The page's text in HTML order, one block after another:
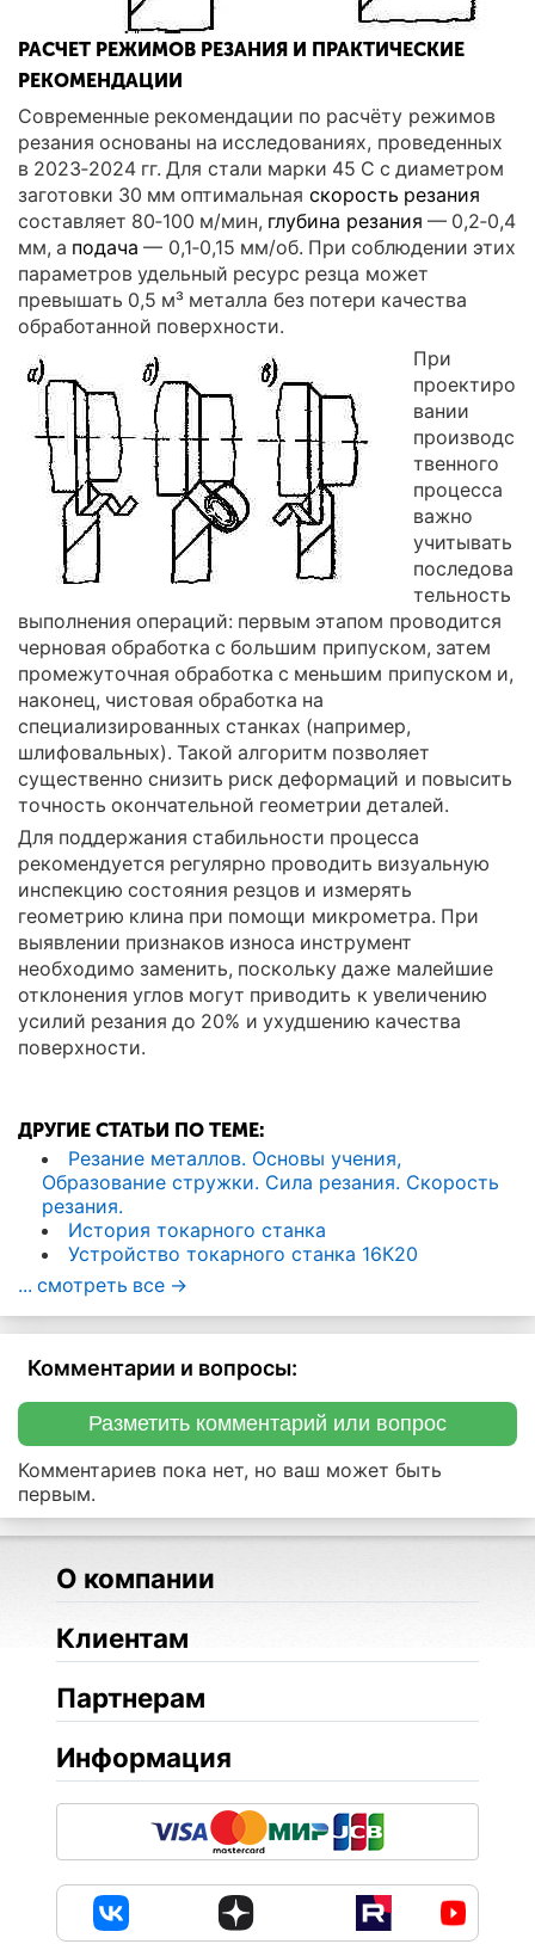
РАСЧЕТ РЕЖИМОВ РЕЗАНИЯ И ПРАКТИЧЕСКИЕ
РЕКОМЕНДАЦИИ
Современные рекомендации по расчёту режимов
резания основаны на исследованиях, проведенных
в 2023‑2024 гг. Для стали марки 45 C с диаметром
заготовки 30 мм оптимальная скорость резания
составляет 80‑100 м/мин, глубина резания — 0,2‑0,4
мм, а подача — 0,1‑0,15 мм/об. При соблюдении этих
параметров удельный ресурс резца может
превышать 0,5 м³ металла без потери качества
обработанной поверхности.
При
проектиро
вании
производс
твенного
процесса
важно
учитывать
последова
тельность
выполнения операций: первым этапом проводится
черновая обработка с большим припуском, затем
промежуточная обработка с меньшим припуском и,
наконец, чистовая обработка на
специализированных станках (например,
шлифовальных). Такой алгоритм позволяет
существенно снизить риск деформаций и повысить
точность окончательной геометрии деталей.
Для поддержания стабильности процесса
рекомендуется регулярно проводить визуальную
инспекцию состояния резцов и измерять
геометрию клина при помощи микрометра. При
выявлении признаков износа инструмент
необходимо заменить, поскольку даже малейшие
отклонения углов могут приводить к увеличению
усилий резания до 20% и ухудшению качества
поверхности.
ДРУГИЕ СТАТЬИ ПО ТЕМЕ:
Резание металлов. Основы учения,
Образование стружки. Сила резания. Скорость
резания.
История токарного станка
Устройство токарного станка 16К20
... смотреть все ->
Комментарии и вопросы:
Разметить комментарий или вопрос
Комментариев пока нет, но ваш может быть
первым.
О компании
Клиентам
Партнерам
Информация